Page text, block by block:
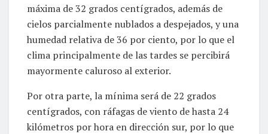
máxima de 32 grados centígrados, además de
cielos parcialmente nublados a despejados, y una
humedad relativa de 36 por ciento, por lo que el
clima principalmente de las tardes se percibirá
mayormente caluroso al exterior.
Por otra parte, la mínima será de 22 grados
centígrados, con ráfagas de viento de hasta 24
kilómetros por hora en dirección sur, por lo que